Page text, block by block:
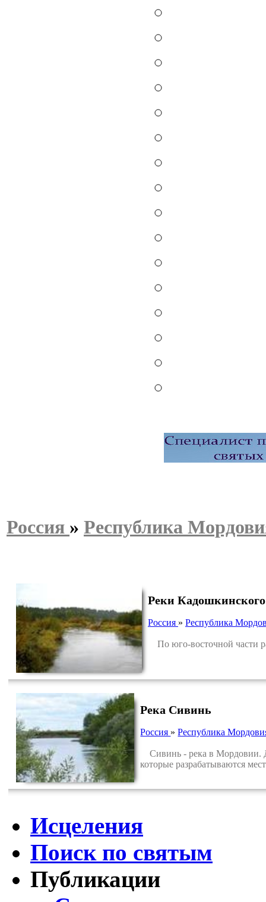
Россия » Республика
Реки
Россия » Республика
По юго-восточной части
Река Сивинь
Россия »Республика
Сивинь - река в Мордовии.
которые разрабатываются
Исцеления
Поиск по святым
Публикации